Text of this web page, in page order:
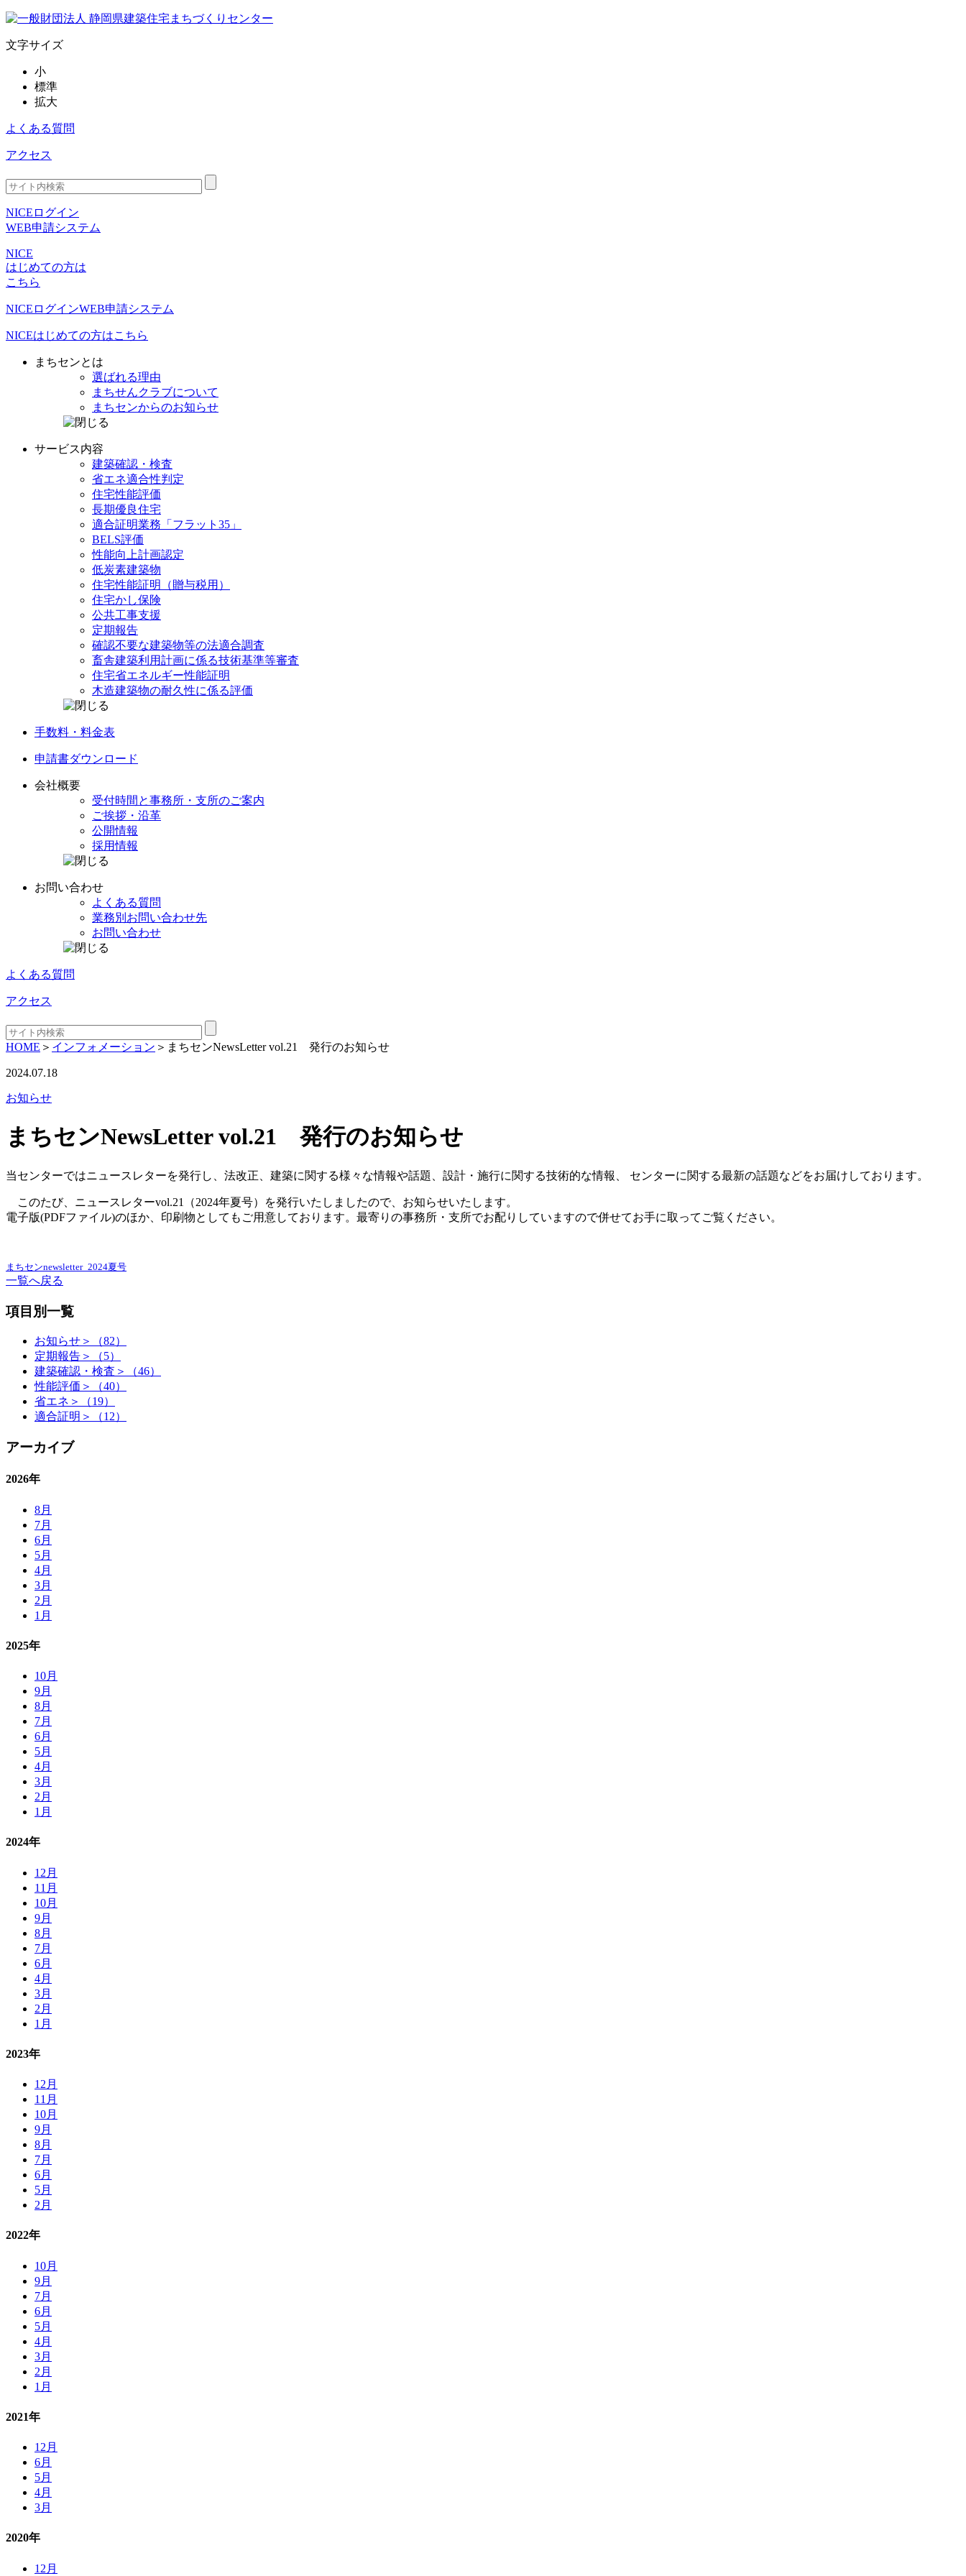
文字サイズ
小
標準
拡大
よくある質問
アクセス
NICEログイン
WEB申請システム
NICE
はじめての方は
こちら
NICEログインWEB申請システム
NICEはじめての方はこちら
まちセンとは
選ばれる理由
まちせんクラブについて
まちセンからのお知らせ
サービス内容
建築確認・検査
省エネ適合性判定
住宅性能評価
長期優良住宅
適合証明業務 「フラット35」
BELS評価
性能向上計画認定
低炭素建築物
住宅性能証明
（贈与税用）
住宅かし保険
公共工事支援
定期報告
確認不要な建築物等の法適合調査
畜舎建築利用計画に係る技術基準等審査
住宅省エネルギー性能証明
木造建築物の耐久性に係る評価
手数料・料金表
申請書ダウンロード
会社概要
受付時間と事務所・ 支所のご案内
ご挨拶・沿革
公開情報
採用情報
お問い合わせ
よくある質問
業務別 お問い合わせ先
お問い合わせ
よくある質問
アクセス
HOME ＞ インフォメーション ＞ まちセンNewsLetter vol.21 発行のお知らせ
2024.07.18
お知らせ
まちセンNewsLetter vol.21 発行のお知らせ
当センターではニュースレターを発行し、法改正、建築に関する様々な情報や話題、設計・施行に関する技術的な情報、 センターに関する最新の話題などをお届けしております。
このたび、ニュースレターvol.21（2024年夏号）を発行いたしましたので、お知らせいたします。
電子版(PDFファイル)のほか、印刷物としてもご用意しております。最寄りの事務所・支所でお配りしていますので併せてお手に取ってご覧ください。
まちセンnewsletter_2024夏号
一覧へ戻る
項目別一覧
お知らせ＞（82）
定期報告＞（5）
建築確認・検査＞（46）
性能評価＞（40）
省エネ＞（19）
適合証明＞（12）
アーカイブ
2026年
8月
7月
6月
5月
4月
3月
2月
1月
2025年
10月
9月
8月
7月
6月
5月
4月
3月
2月
1月
2024年
12月
11月
10月
9月
8月
7月
6月
4月
3月
2月
1月
2023年
12月
11月
10月
9月
8月
7月
6月
5月
2月
2022年
10月
9月
7月
6月
5月
4月
3月
2月
1月
2021年
12月
6月
5月
4月
3月
2020年
12月